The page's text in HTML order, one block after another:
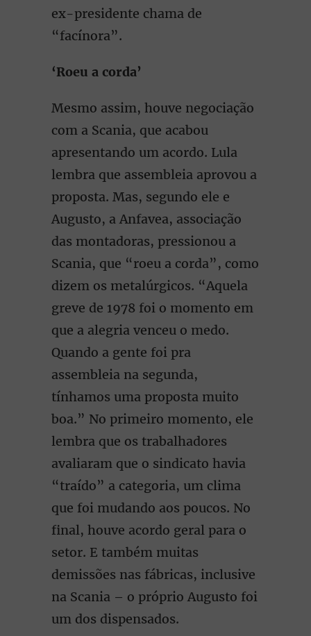
ex-presidente chama de
“facínora”.
‘Roeu a corda’
Mesmo assim, houve negociação
com a Scania, que acabou
apresentando um acordo. Lula
lembra que assembleia aprovou a
proposta. Mas, segundo ele e
Augusto, a Anfavea, associação
das montadoras, pressionou a
Scania, que “roeu a corda”, como
dizem os metalúrgicos. “Aquela
greve de 1978 foi o momento em
que a alegria venceu o medo.
Quando a gente foi pra
assembleia na segunda,
tínhamos uma proposta muito
boa.” No primeiro momento, ele
lembra que os trabalhadores
avaliaram que o sindicato havia
“traído” a categoria, um clima
que foi mudando aos poucos. No
final, houve acordo geral para o
setor. E também muitas
demissões nas fábricas, inclusive
na Scania – o próprio Augusto foi
um dos dispensados.